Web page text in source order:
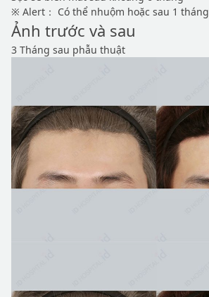
※ Alert： Có thể nhuộm hoặc sau 1 tháng
Ảnh trước và sau
3 Tháng sau phẫu thuật